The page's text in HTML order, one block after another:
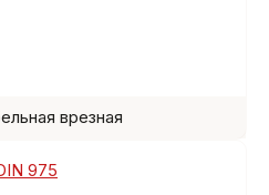
врезная